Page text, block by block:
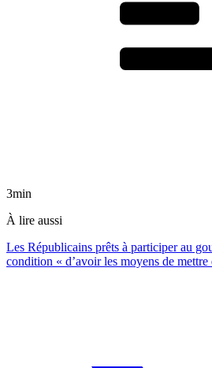
3min
À lire aussi
Les Républicains prêts à participer au
condition « d’avoir les moyens de